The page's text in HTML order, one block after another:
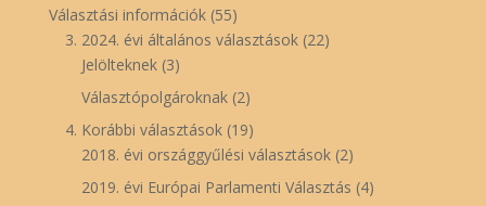
Választási információk(55)
3. 2024. évi általános választások(22)
Jelölteknek(3)
Választópolgároknak(2)
4. Korábbi választások(19)
2018. évi országgyűlési választások(2)
2019. évi Európai Parlamenti Választás (4)